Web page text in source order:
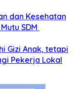
dan Kesehatan
SDM
Gizi Anak, tetapi
Pekerja Lokal